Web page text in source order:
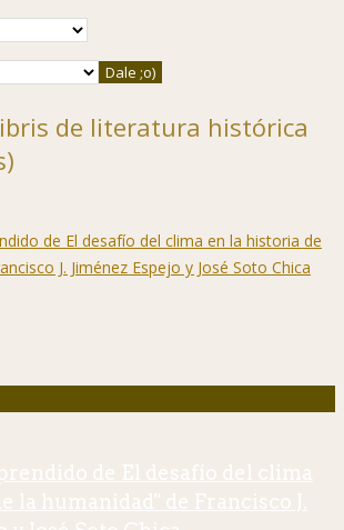
de literatura histórica
de El desafío del clima
la humanidad" de Francisco J.